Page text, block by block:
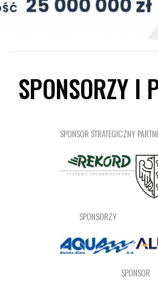
SPONSORZY I
SPONSOR STRATEGICZNY
SPONSORZY
SPONSOR